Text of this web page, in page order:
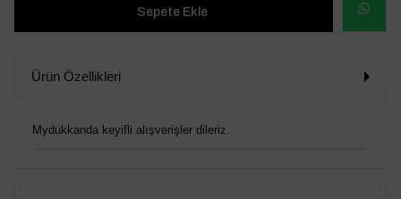
SİPARİŞ
Ürün Özellikleri
Mydukkanda keyifli alışverişler dileriz.